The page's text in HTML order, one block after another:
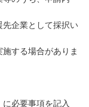
企業として採択い
する場合がありま
必要事項を記入